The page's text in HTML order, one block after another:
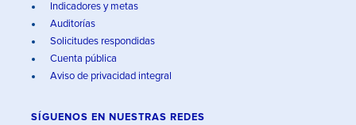
Indicadores y metas
Auditorías
Solicitudes respondidas
Cuenta pública
Aviso de privacidad integral
SÍGUENOS EN NUESTRAS REDES